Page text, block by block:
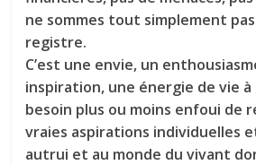
ne sommes tout simplement
registre.
C’est une envie, un
inspiration, une énergie de vie
besoin plus ou moins enfoui de
vraies aspirations individuelles
autrui et au monde du vivant